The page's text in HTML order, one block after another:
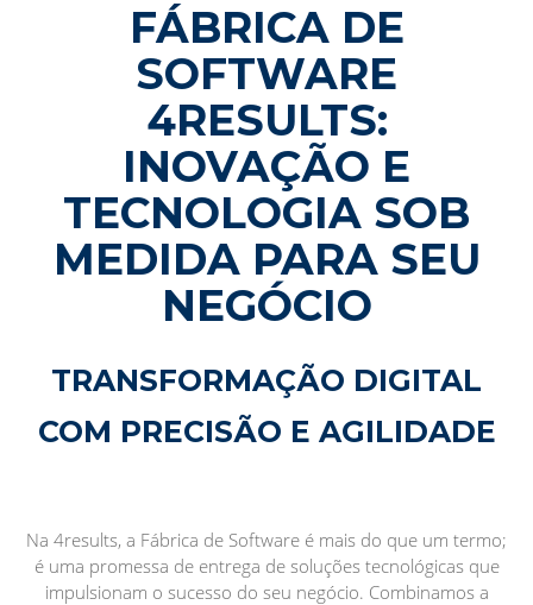
FÁBRICA DE
SOFTWARE
4RESULTS:
INOVAÇÃO E
TECNOLOGIA SOB
MEDIDA PARA SEU
NEGÓCIO
TRANSFORMAÇÃO DIGITAL
COM PRECISÃO E AGILIDADE
Na 4results, a Fábrica de Software é mais do que um termo;
é uma promessa de entrega de soluções tecnológicas que
impulsionam o sucesso do seu negócio. Combinamos a